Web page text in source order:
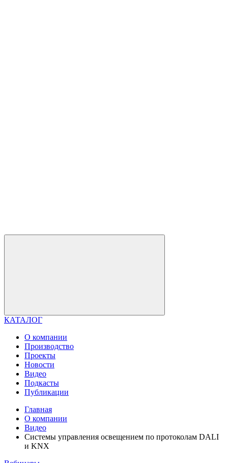
КАТАЛОГ
О компании
Производство
Проекты
Новости
Видео
Подкасты
Публикации
Главная
О компании
Видео
Системы управления освещением по протоколам DALI
и KNX